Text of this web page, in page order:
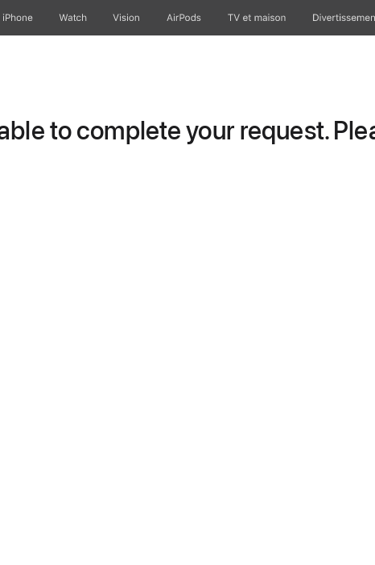
iPhone Watch Vision AirPods TV et maison
to complete your request.